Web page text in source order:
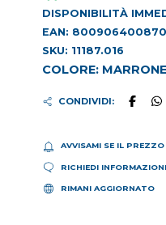
DISPONIBILITÀ
EAN:
SKU: 11187.016
COLORE: MARRONE
CONDIVIDI:
AVVISAMI SE IL PREZZO
RICHIEDI INFORMAZIONI
RIMANI AGGIORNATO